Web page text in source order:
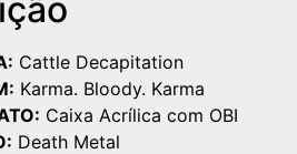
Cattle Decapitation
Karma. Bloody. Karma
Caixa Acrílica com OBI
Death Metal